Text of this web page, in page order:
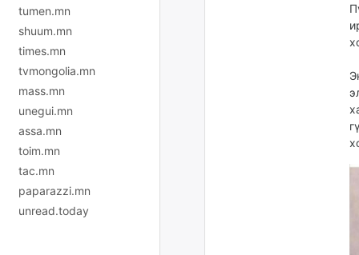
tumen.mn
shuum.mn
times.mn
tvmongolia.mn
mass.mn
unegui.mn
assa.mn
toim.mn
tac.mn
paparazzi.mn
unread.today